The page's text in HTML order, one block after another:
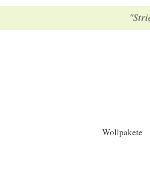
Wollpakete